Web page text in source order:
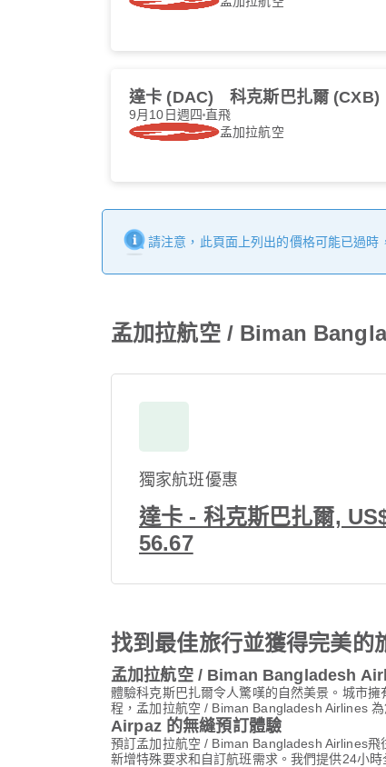
達卡 (DAC) 科克斯巴扎爾 (CXB)
9月10日週四 直飛
孟加拉航空
請注意，此頁面上列出的價格可能已過時
孟加拉航空 / Biman
獨家航班優惠
達卡 - 科克斯巴扎爾,
56.67
找到最佳旅行並獲得完美的
孟加拉航空 / Biman Bangladesh
體驗科克斯巴扎爾令人驚嘆的自然美景。城市
程，孟加拉航空 / Biman Bangladesh Airlines
Airpaz 的無縫預訂體驗
預訂孟加拉航空 / Biman Bangladesh Airlines
新增特殊要求和自訂航班需求。我們提供24小